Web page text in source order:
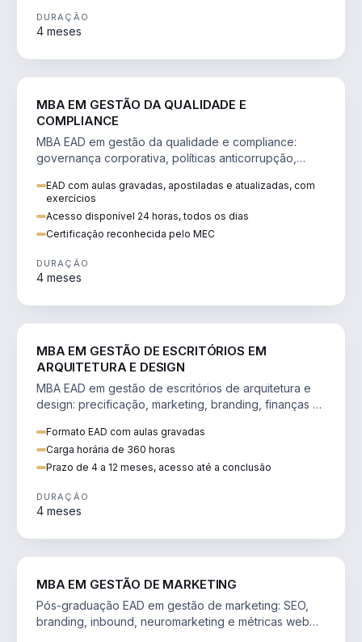
DURAÇÃO
4 meses
MBA EM GESTÃO DA QUALIDADE E
COMPLIANCE
MBA EAD em gestão da qualidade e compliance:
governança corporativa, políticas anticorrupção,
EAD com aulas gravadas, apostiladas e atualizadas, com
exercícios
Acesso disponível 24 horas, todos os dias
Certificação reconhecida pelo MEC
DURAÇÃO
4 meses
MBA EM GESTÃO DE ESCRITÓRIOS EM
ARQUITETURA E DESIGN
MBA EAD em gestão de escritórios de arquitetura e
design: precificação, marketing, branding, finanças e
Formato EAD com aulas gravadas
Carga horária de 360 horas
Prazo de 4 a 12 meses, acesso até a conclusão
DURAÇÃO
4 meses
MBA EM GESTÃO DE MARKETING
Pós-graduação EAD em gestão de marketing: SEO,
branding, inbound, neuromarketing e métricas web